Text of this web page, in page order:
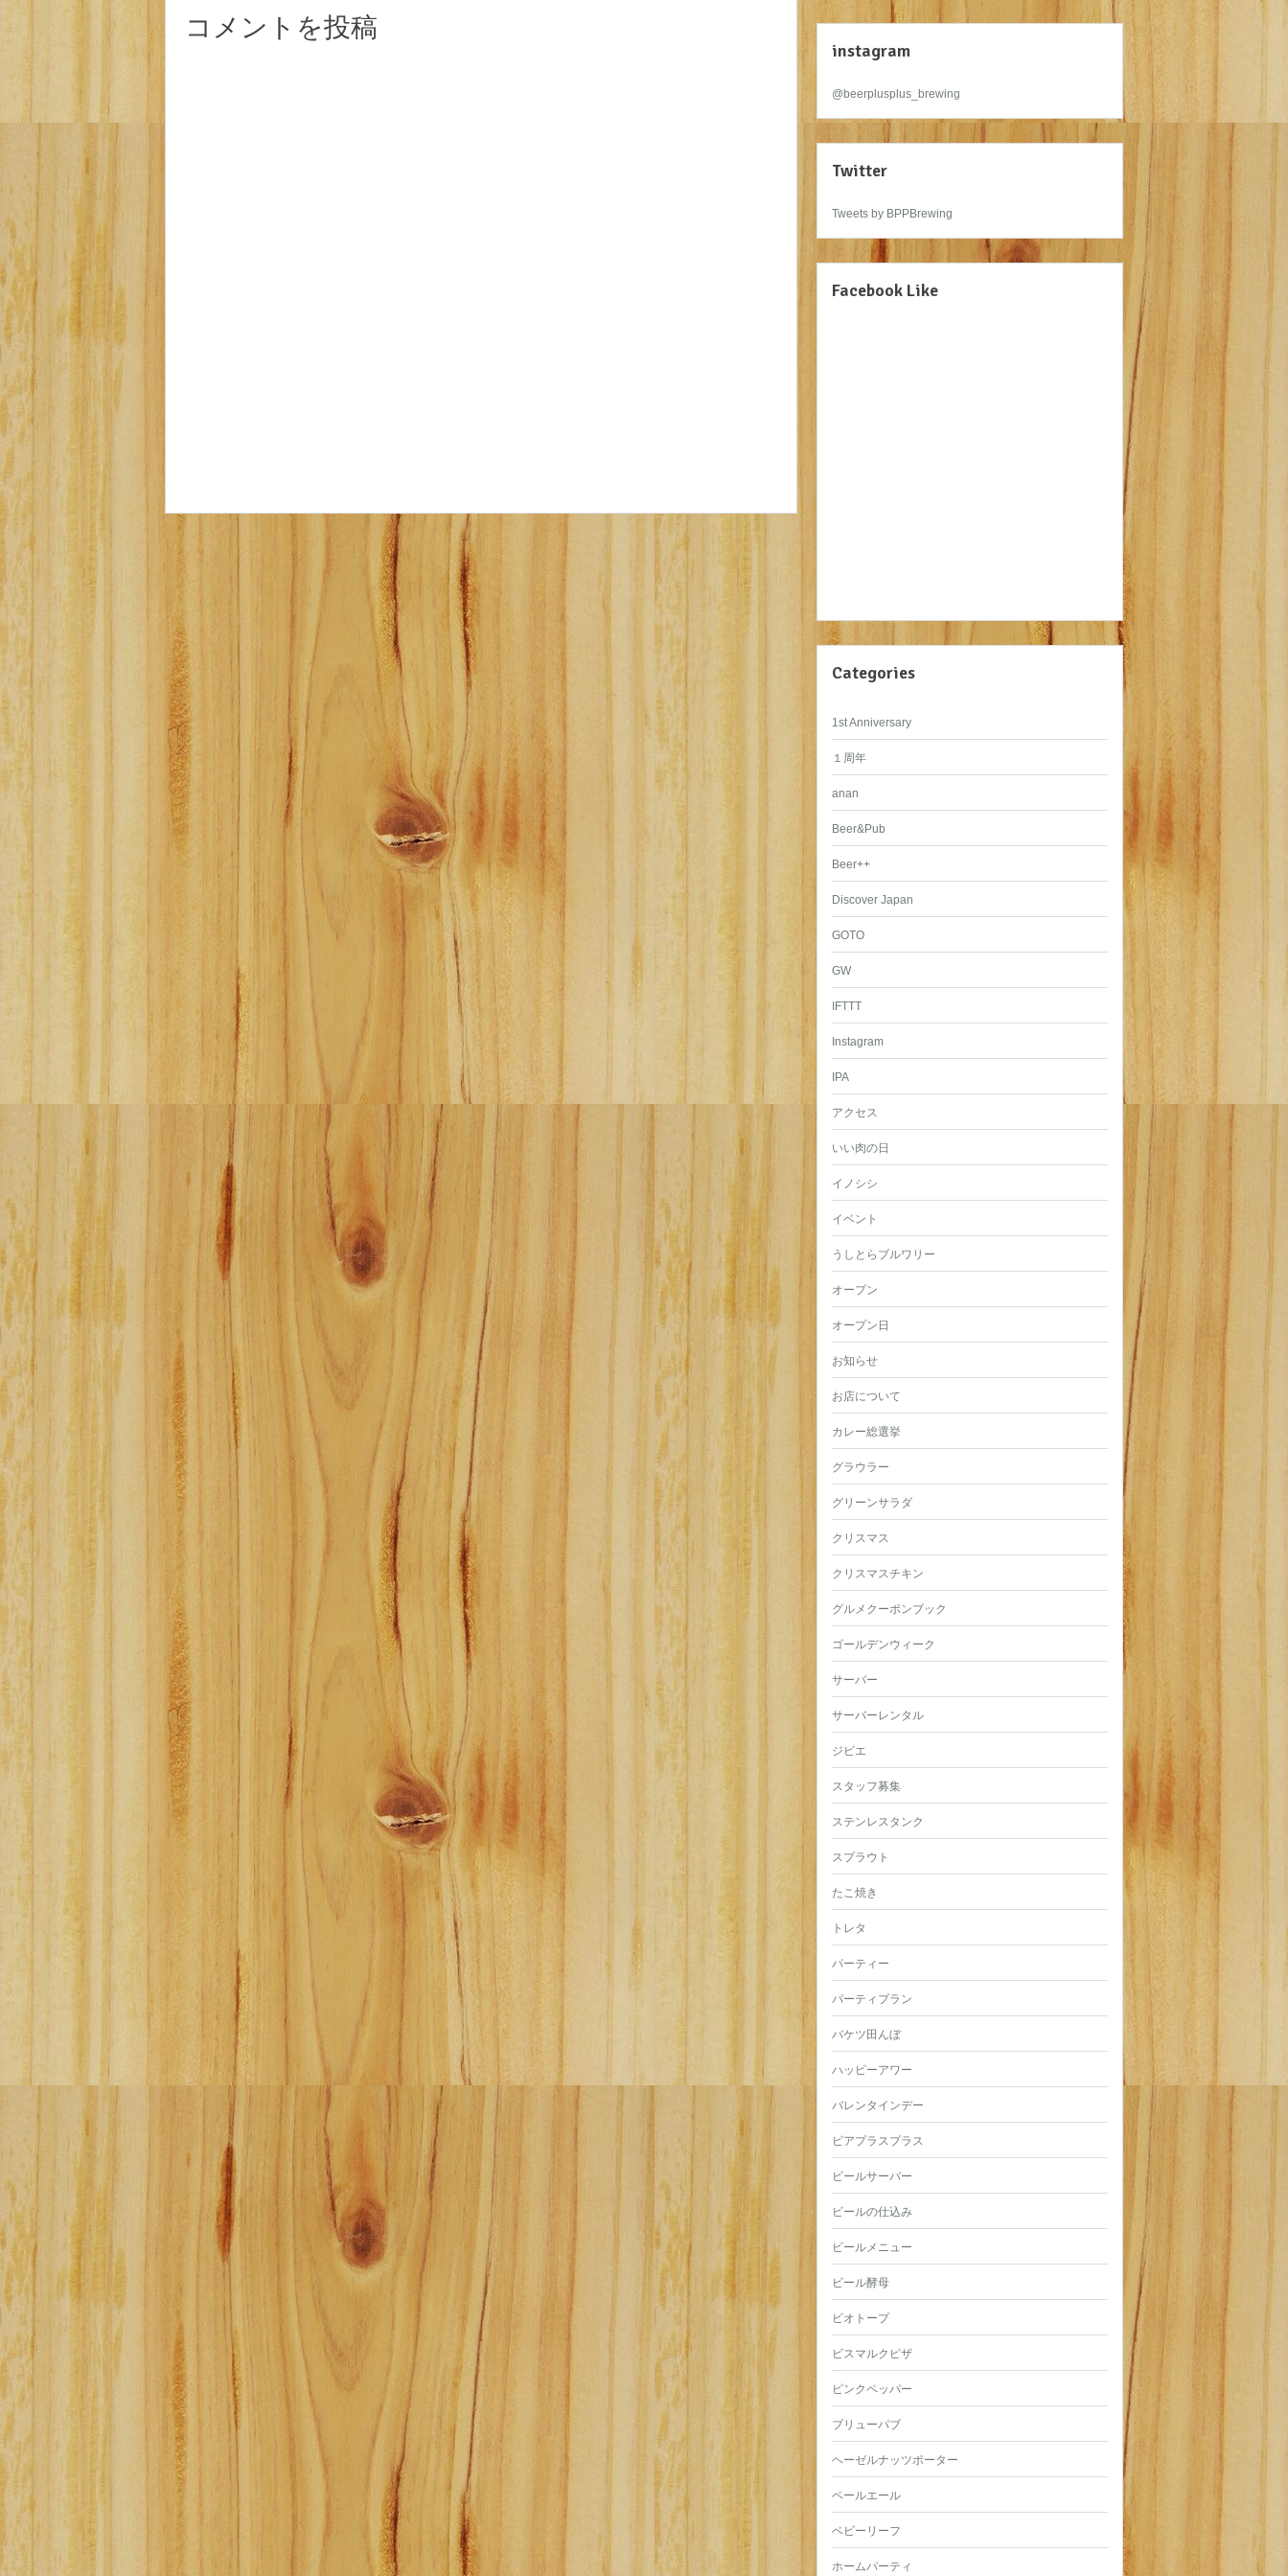
コメントを投稿
instagram
@beerplusplus_brewing
Twitter
Tweets by BPPBrewing
Facebook Like
Categories
1st Anniversary
１周年
anan
Beer&Pub
Beer++
Discover Japan
GOTO
GW
IFTTT
Instagram
IPA
アクセス
いい肉の日
イノシシ
イベント
うしとらブルワリー
オープン
オープン日
お知らせ
お店について
カレー総選挙
グラウラー
グリーンサラダ
クリスマス
クリスマスチキン
グルメクーポンブック
ゴールデンウィーク
サーバー
サーバーレンタル
ジビエ
スタッフ募集
ステンレスタンク
スプラウト
たこ焼き
トレタ
パーティー
パーティプラン
バケツ田んぼ
ハッピーアワー
バレンタインデー
ビアプラスプラス
ビールサーバー
ビールの仕込み
ビールメニュー
ビール酵母
ビオトープ
ビスマルクピザ
ピンクペッパー
ブリューパブ
ヘーゼルナッツポーター
ペールエール
ベビーリーフ
ホームパーティ